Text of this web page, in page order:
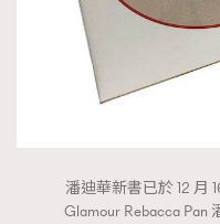
潘迪華新書已於 12 月
Glamour Rebacca Pan